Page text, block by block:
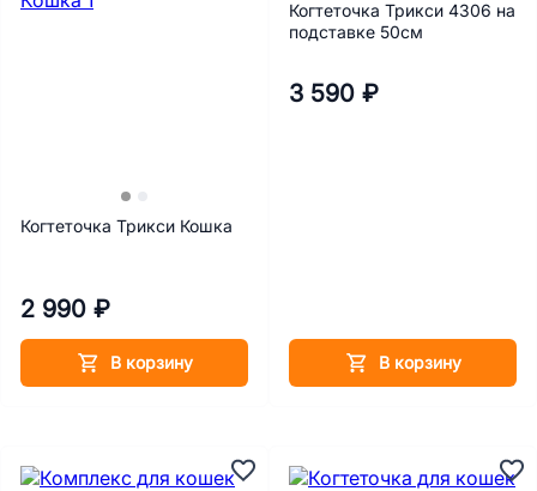
Когтеточка Трикси Кошка
2 990 ₽
В корзину
Когтеточка Трикси 4306 на
подставке 50см
3 590 ₽
В корзину